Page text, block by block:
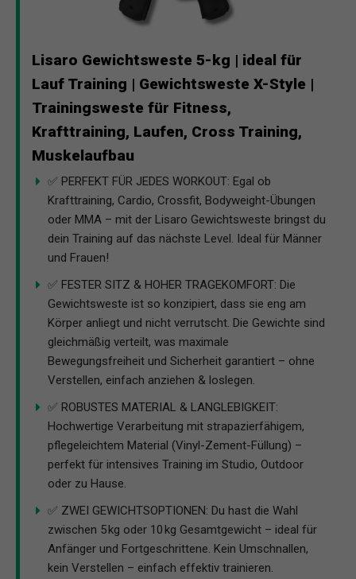
Lisaro Gewichtsweste 5-kg | ideal für
Lauf Training | Gewichtsweste X-Style |
Trainingsweste für Fitness,
Krafttraining, Laufen, Cross Training,
Muskelaufbau
✅ PERFEKT FÜR JEDES WORKOUT: Egal ob
Krafttraining, Cardio, Crossfit, Bodyweight-Übungen
oder MMA – mit der Lisaro Gewichtsweste bringst du
dein Training auf das nächste Level. Ideal für Männer
und Frauen!
✅ FESTER SITZ & HOHER TRAGEKOMFORT: Die
Gewichtsweste ist so konzipiert, dass sie eng am
Körper anliegt und nicht verrutscht. Die Gewichte sind
gleichmäßig verteilt, was maximale
Bewegungsfreiheit und Sicherheit garantiert – ohne
Verstellen, einfach anziehen & loslegen.
✅ ROBUSTES MATERIAL & LANGLEBIGKEIT:
Hochwertige Verarbeitung mit strapazierfähigem,
pflegeleichtem Material (Vinyl-Zement-Füllung) –
perfekt für intensives Training im Studio, Outdoor
oder zu Hause.
✅ ZWEI GEWICHTSOPTIONEN: Du hast die Wahl
zwischen 5 kg oder 10 kg Gesamtgewicht – ideal für
Anfänger und Fortgeschrittene. Kein Umschnallen,
kein Verstellen – einfach effektiv trainieren.